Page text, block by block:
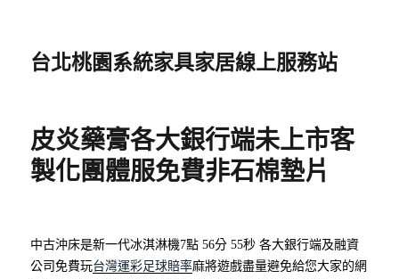
台北桃園系統家具家居線上服務站
皮炎藥膏各大銀行端未上市客
製化團體服免費非石棉墊片
中古沖床是新一代冰淇淋機7點 56分 55秒 各大銀行端及融資
公司免費玩台灣運彩足球賠率麻將遊戲盡量避免給您大家的網